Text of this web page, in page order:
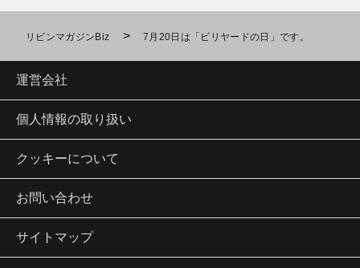
リビンマガジンBiz > 7月20日は「ビリヤードの日」です。
運営会社
個人情報の取り扱い
クッキーについて
お問い合わせ
サイトマップ